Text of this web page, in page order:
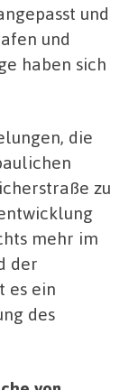
und
und
haben sich
die
zu
mehr im
der
es ein
des